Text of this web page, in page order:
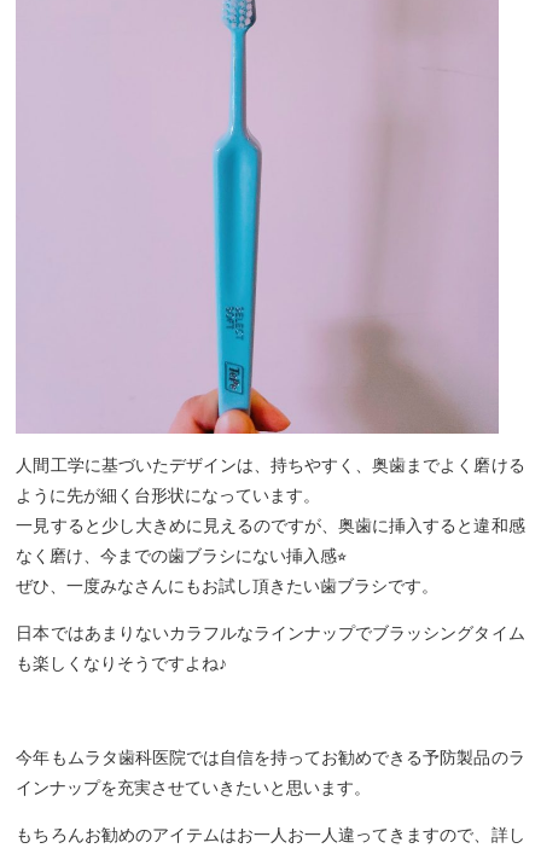
人間工学に基づいたデザインは、持ちやすく、奥歯までよく磨ける
ように先が細く台形状になっています。
一見すると少し大きめに見えるのですが、奥歯に挿入すると違和感
なく磨け、今までの歯ブラシにない挿入感⭐︎
ぜひ、一度みなさんにもお試し頂きたい歯ブラシです。
日本ではあまりないカラフルなラインナップでブラッシングタイム
も楽しくなりそうですよね♪
今年もムラタ歯科医院では自信を持ってお勧めできる予防製品のラ
インナップを充実させていきたいと思います。
もちろんお勧めのアイテムはお一人お一人違ってきますので、詳し